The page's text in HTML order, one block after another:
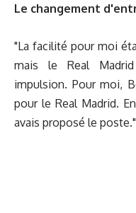
Le changement
"La facilité pour moi
mais le Real
impulsion. Pour moi,
pour le Real Madrid.
avais proposé le poste."